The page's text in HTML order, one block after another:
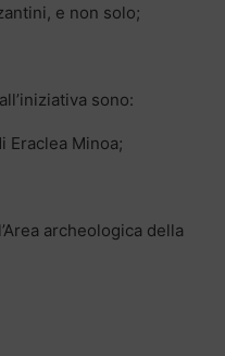
e non solo;
sono:
Eraclea Minoa;
archeologica della